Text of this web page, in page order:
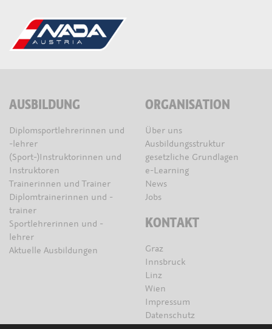
AUSBILDUNG
Diplomsportlehrerinnen und
-lehrer
(Sport-)Instruktorinnen und
Instruktoren
Trainerinnen und Trainer
Diplomtrainerinnen und -
trainer
Sportlehrerinnen und -
lehrer
Aktuelle Ausbildungen
ORGANISATION
Über uns
Ausbildungsstruktur
gesetzliche Grundlagen
e-Learning
News
Jobs
KONTAKT
Graz
Innsbruck
Linz
Wien
Impressum
Datenschutz